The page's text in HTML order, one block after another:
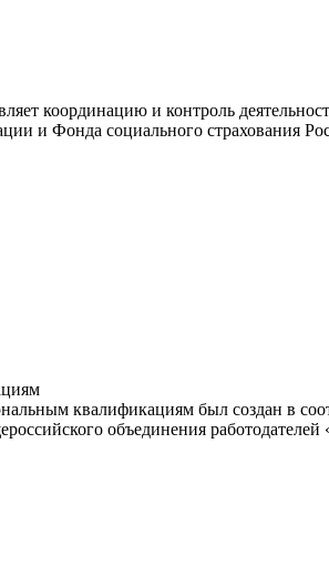
координацию и контроль
и Фонда социального страхования
квалификациям был создан в
объединения